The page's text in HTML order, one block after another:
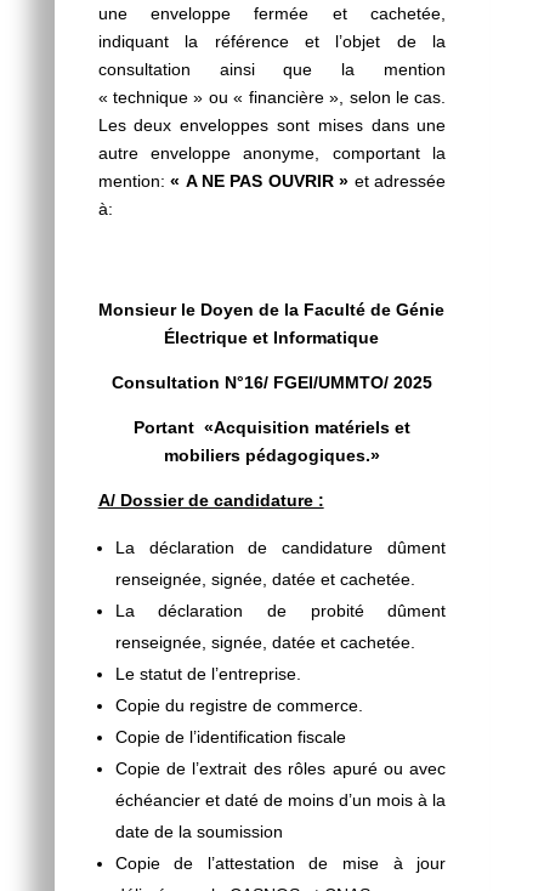
une enveloppe fermée et cachetée,
indiquant la référence et l’objet de la
consultation ainsi que la mention
« technique » ou « financière », selon le cas.
Les deux enveloppes sont mises dans une
autre enveloppe anonyme, comportant la
mention:« A NE PAS OUVRIR » et adressée
à:
Monsieur le Doyen de la Faculté de Génie
Électrique et Informatique
Consultation N°16/ FGEI/UMMTO/ 2025
Portant «Acquisition matériels et
mobiliers pédagogiques.»
A/ Dossier de candidature :
La déclaration de candidature dûment
renseignée, signée, datée et cachetée.
La déclaration de probité dûment
renseignée, signée, datée et cachetée.
Le statut de l’entreprise.
Copie du registre de commerce.
Copie de l’identification fiscale
Copie de l’extrait des rôles apuré ou avec
échéancier et daté de moins d’un mois à la
date de la soumission
Copie de l’attestation de mise à jour